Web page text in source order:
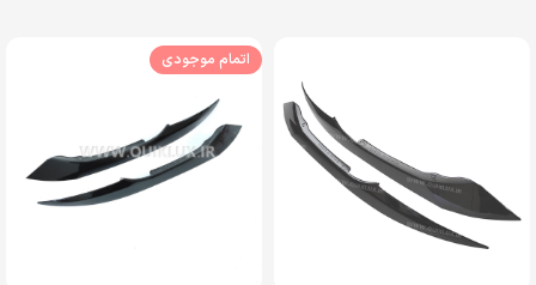
اتمام موجودی